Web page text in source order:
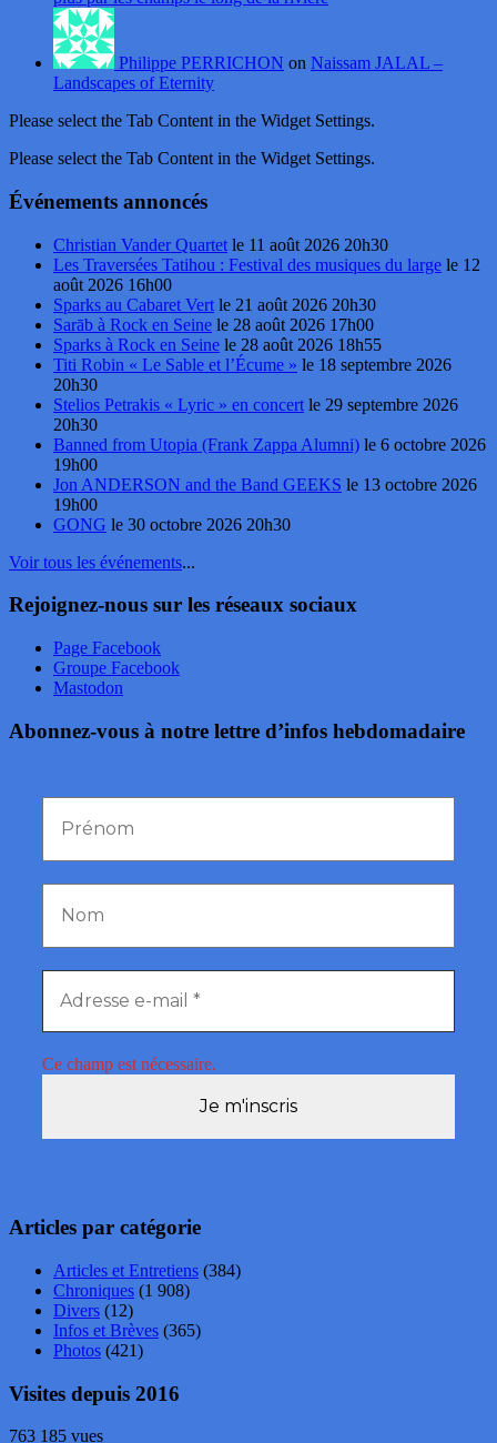
Philippe PERRICHON on Naissam JALAL –
Landscapes of Eternity
Please select the Tab Content in the Widget Settings.
Please select the Tab Content in the Widget Settings.
Événements annoncés
Christian Vander Quartet le 11 août 2026 20h30
Les Traversées Tatihou : Festival des musiques du large le 12
août 2026 16h00
Sparks au Cabaret Vert le 21 août 2026 20h30
Sarāb à Rock en Seine le 28 août 2026 17h00
Sparks à Rock en Seine le 28 août 2026 18h55
Titi Robin « Le Sable et l’Écume » le 18 septembre 2026
20h30
Stelios Petrakis « Lyric » en concert le 29 septembre 2026
20h30
Banned from Utopia (Frank Zappa Alumni) le 6 octobre 2026
19h00
Jon ANDERSON and the Band GEEKS le 13 octobre 2026
19h00
GONG le 30 octobre 2026 20h30
Voir tous les événements...
Rejoignez-nous sur les réseaux sociaux
Page Facebook
Groupe Facebook
Mastodon
Abonnez-vous à notre lettre d’infos hebdomadaire
Ce champ est nécessaire.
Articles par catégorie
Articles et Entretiens (384)
Chroniques (1 908)
Divers (12)
Infos et Brèves (365)
Photos (421)
Visites depuis 2016
763 185 vues